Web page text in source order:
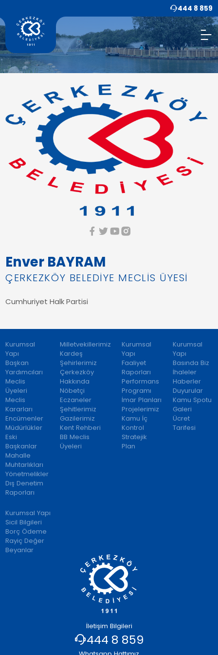
444 8 859
Enver BAYRAM
ÇERKEZKÖY BELEDİYE MECLİS ÜYESİ
Cumhuriyet Halk Partisi
Kurumsal
Yapı
Başkan
Yardımcıları
Meclis
Üyeleri
Meclis
Kararları
Encümenler
Müdürlükler
Eski
Başkanlar
Mahalle
Muhtarlıkları
Yönetmelikler
Dış Denetim
Raporları
Milletvekillerimiz
Kardeş
Şehirlerimiz
Çerkezköy
Hakkında
Nöbetçi
Eczaneler
Şehitlerimiz
Gazilerimiz
Kent Rehberi
BB Meclis
Üyeleri
Kurumsal
Yapı
Faaliyet
Raporları
Performans
Programı
İmar Planları
Projelerimiz
Kamu İç
Kontrol
Stratejik
Plan
Kurumsal
Yapı
Basında Biz
İhaleler
Haberler
Duyurular
Kamu Spotu
Galeri
Ücret
Tarifesi
Kurumsal Yapı
Sicil Bilgileri
Borç Ödeme
Rayiç Değer
Beyanlar
İletişim Bilgileri
444 8 859